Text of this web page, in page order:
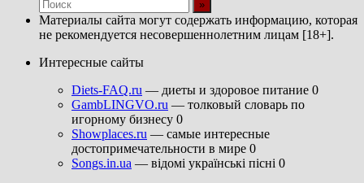
Материалы сайта могут содержать информацию, которая
не рекомендуется несовершеннолетним лицам [18+].
Интересные сайты
Diets-FAQ.ru — диеты и здоровое питание 0
GambLINGVO.ru — толковый словарь по
игорному бизнесу 0
Showplaces.ru — самые интересные
достопримечательности в мире 0
Songs.in.ua — відомі українські пісні 0